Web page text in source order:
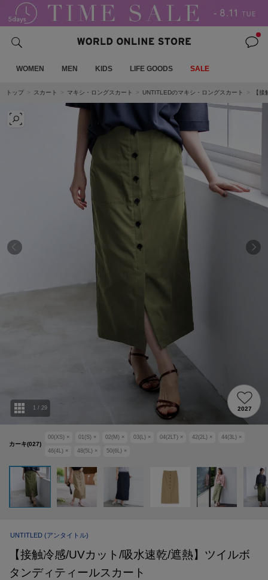
WOMEN MEN KIDS LIFE GOODS SALE
トップ スカート マキシ・ロングスカート UNTITLEDのマキシ・ロングスカート 【
カーキ(027)
00(XS) × 01(S) × 02(M) × 03(L) × 04(2LT) × 42(2L) × 44(3L) ×
46(4L) × 48(5L) × 50(6L) ×
1 / 29 2027
UNTITLED (アンタイトル)
【接触冷感/UVカット/吸水速乾/遮熱】ツイルボ
タンディティールスカート